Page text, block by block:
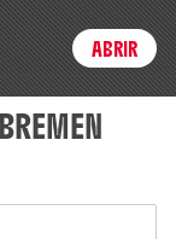
Login
ABRIR